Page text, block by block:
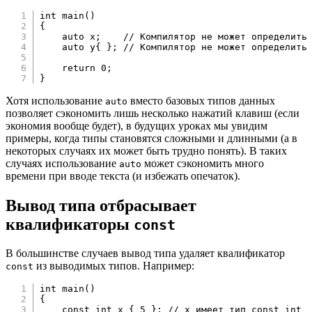
int main ( )
{
auto x ;
// Компилятор не может
auto y{ } ;
// Компилятор не может
return
0 ;
}
Хотя использование auto вместо базовых типов данных
позволяет сэкономить лишь несколько нажатий клавиш (если
экономия вообще будет), в будущих уроках мы увидим
примеры, когда типы становятся сложными и длинными (а в
некоторых случаях их может быть трудно понять). В таких
случаях использование auto может сэкономить много
времени при вводе текста (и избежать опечаток).
Вывод типа отбрасывает
квалификаторы const
В большинстве случаев вывод типа удаляет квалификатор
const из выводимых типов. Например:
int main ( )
{
const
int x { 5 } ; // x имеет тип const int